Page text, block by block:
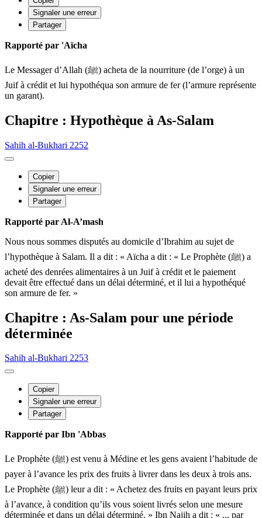
Signaler une erreur
Partager
Rapporté par 'Aïcha
Le Messager d’Allah (ﷺ) acheta de la nourriture (de l’orge) à un
Juif à crédit et lui hypothéqua son armure de fer (l’armure représente
un garant).
Chapitre : Hypothèque à As-Salam
Sahih al-Bukhari 2252
Copier
Signaler une erreur
Partager
Rapporté par Al-A’mash
Nous nous sommes disputés au domicile d’Ibrahim au sujet de
l’hypothèque à Salam. Il a dit : « Aïcha a dit : « Le Prophète (ﷺ) a
acheté des denrées alimentaires à un Juif à crédit et le paiement
devait être effectué dans un délai déterminé, et il lui a hypothéqué
son armure de fer. »
Chapitre : As-Salam pour une période
déterminée
Sahih al-Bukhari 2253
Copier
Signaler une erreur
Partager
Rapporté par Ibn 'Abbas
Le Prophète (ﷺ) est venu à Médine et les gens avaient l’habitude de
payer à l’avance les prix des fruits à livrer dans les deux à trois ans.
Le Prophète (ﷺ) leur a dit : « Achetez des fruits en payant leurs prix
à l’avance, à condition qu’ils vous soient livrés selon une mesure
déterminée et dans un délai déterminé. » Ibn Najih a dit : « ... par